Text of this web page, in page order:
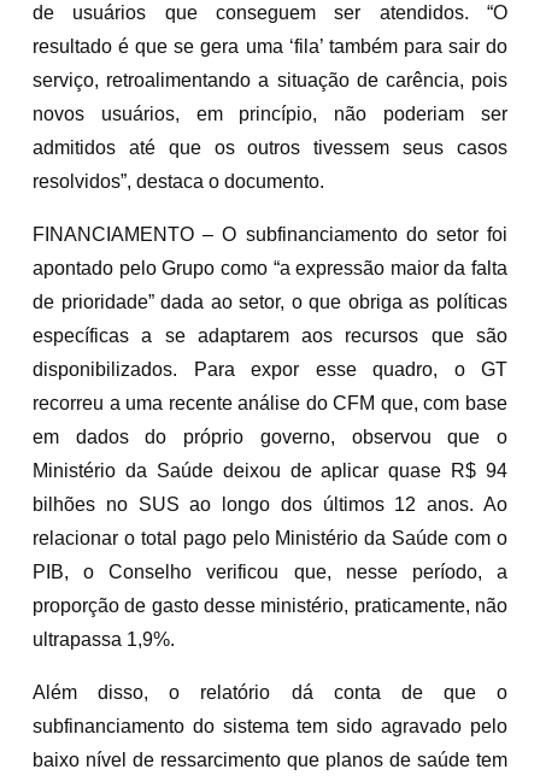
de usuários que conseguem ser atendidos. “O
resultado é que se gera uma ‘fila’ também para sair do
serviço, retroalimentando a situação de carência, pois
novos usuários, em princípio, não poderiam ser
admitidos até que os outros tivessem seus casos
resolvidos”, destaca o documento.
FINANCIAMENTO – O subfinanciamento do setor foi
apontado pelo Grupo como “a expressão maior da falta
de prioridade” dada ao setor, o que obriga as políticas
específicas a se adaptarem aos recursos que são
disponibilizados. Para expor esse quadro, o GT
recorreu a uma recente análise do CFM que, com base
em dados do próprio governo, observou que o
Ministério da Saúde deixou de aplicar quase R$ 94
bilhões no SUS ao longo dos últimos 12 anos. Ao
relacionar o total pago pelo Ministério da Saúde com o
PIB, o Conselho verificou que, nesse período, a
proporção de gasto desse ministério, praticamente, não
ultrapassa 1,9%.
Além disso, o relatório dá conta de que o
subfinanciamento do sistema tem sido agravado pelo
baixo nível de ressarcimento que planos de saúde tem